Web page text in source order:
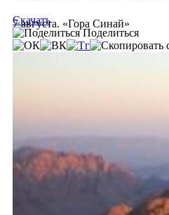
7 августа. «Гора Синай»
Скачать
Поделиться